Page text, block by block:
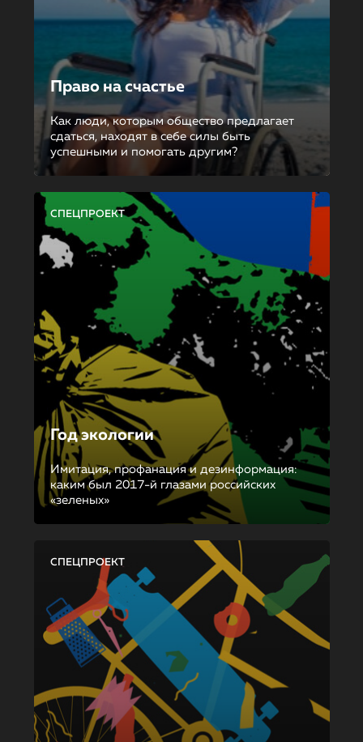
Право на счастье
Как люди, которым общество предлагает
сдаться, находят в себе силы быть
успешными и помогать другим?
СПЕЦПРОЕКТ
Год экологии
Имитация, профанация и дезинформация:
каким был 2017-й глазами российских
«зеленых»
СПЕЦПРОЕКТ